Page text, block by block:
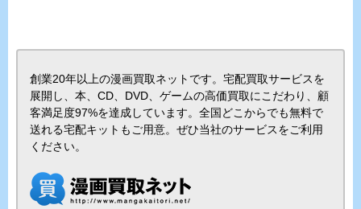
創業20年以上の漫画買取ネットです。宅配買取サービスを
展開し、本、CD、DVD、ゲームの高価買取にこだわり、顧
客満足度97%を達成しています。全国どこからでも無料で
送れる宅配キットもご用意。ぜひ当社のサービスをご利用
ください。